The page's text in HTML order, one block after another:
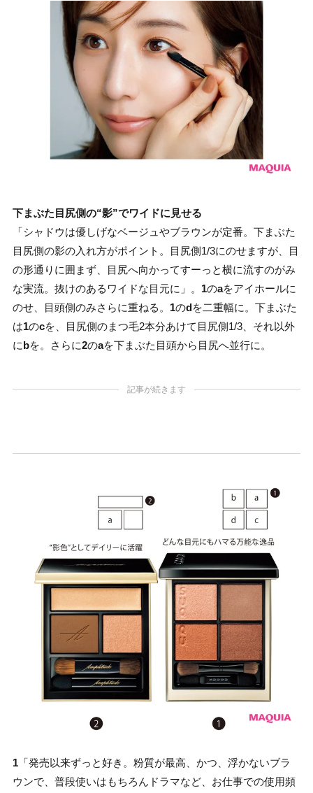
下まぶた目尻側の“影”でワイドに見せる
「シャドウは優しげなベージュやブラウンが定番。下まぶた
目尻側の影の入れ方がポイント。目尻側1/3にのせますが、目
の形通りに囲まず、目尻へ向かってすーっと横に流すのがみ
な実流。抜けのあるワイドな目元に」。 1のaをアイホールに
のせ、目頭側のみさらに重ねる。 1のdを二重幅に。下まぶた
は1のcを、目尻側のまつ毛2本分あけて目尻側1/3、それ以外
にbを。さらに2のaを下まぶた目頭から目尻へ並行に。
記事が続きます
1 「発売以来ずっと好き。粉質が最高、かつ、浮かないブラ
ウンで、普段使いはもちろんドラマなど、お仕事での使用頻